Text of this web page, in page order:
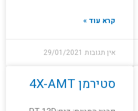
קרא עוד »
אין תגובות 29/01/2021
סטירמן 4X-AMT